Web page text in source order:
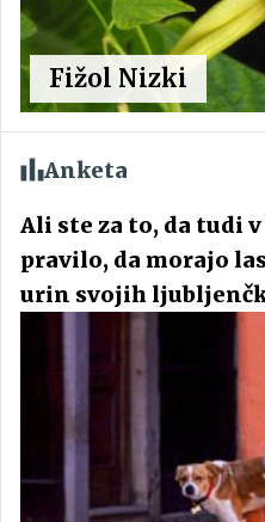
Fižol Nizki
Anketa
Ali ste za to, da tudi
pravilo, da morajo
urin svojih